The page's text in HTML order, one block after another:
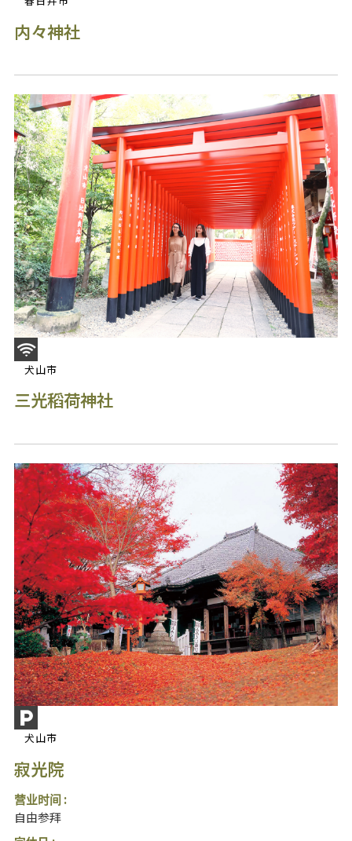
内々神社
犬山市
三光稻荷神社
犬山市
寂光院
营业时间 :
自由参拜